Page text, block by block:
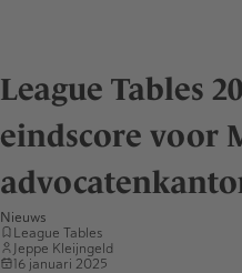
League Tables
eindscore voor
Nieuws
League Tables
Jeppe Kleijngeld
16 januari 2025